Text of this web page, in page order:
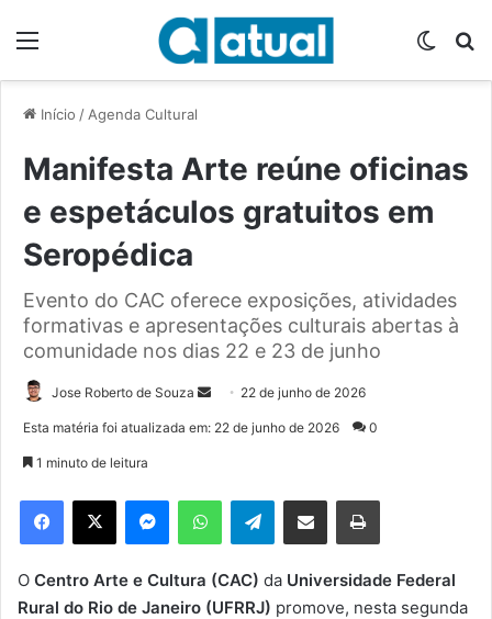
Início / Agenda Cultural
Manifesta Arte reúne oficinas
e espetáculos gratuitos em
Seropédica
Evento do CAC oferece exposições, atividades
formativas e apresentações culturais abertas à
comunidade nos dias 22 e 23 de junho
Jose Roberto de Souza
e
m
e
-
22 de junho de 2026
Esta matéria foi atualizada em: 22 de junho de 2026 0
1 minuto de leitura
Telegram
O Centro Arte e Cultura (CAC) da Universidade Federal
Rural do Rio de Janeiro (UFRRJ) promove, nesta segunda